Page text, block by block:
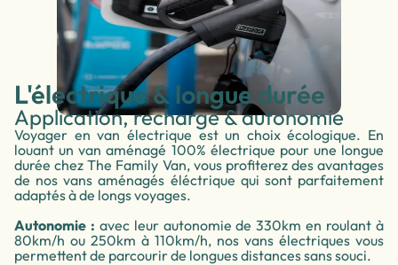
L'électrique & longue durée
Application, recharge & autonomie
Voyager en van électrique est un choix écologique. En
louant un van aménagé 100% électrique pour une longue
durée chez The Family Van, vous profiterez des avantages
de nos vans aménagés éléctrique qui sont parfaitement
adaptés à de longs voyages.
Autonomie : avec leur autonomie de 330km en roulant à
80km/h ou 250km à 110km/h, nos vans électriques vous
permettent de parcourir de longues distances sans souci.